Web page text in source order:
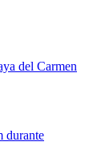
del Carmen
durante